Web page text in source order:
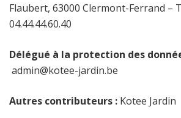
Flaubert, 63000 Clermont-Ferrand –
04.44.44.60.40
Délégué à la protection des
admin@kotee-jardin.be
Autres contributeurs : Kotee Jardin